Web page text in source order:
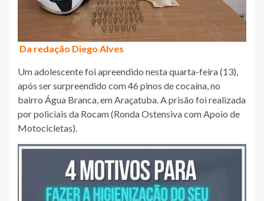
Da redação Diego Alves
Um adolescente foi apreendido nesta quarta-feira (13),
após ser surpreendido com 46 pinos de cocaína, no
bairro Água Branca, em Araçatuba. A prisão foi realizada
por policiais da Rocam (Ronda Ostensiva com Apoio de
Motocicletas).